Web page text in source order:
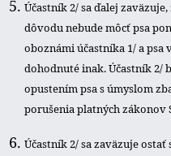
Účastník 2/ sa ďalej
dôvodu nebude môcť psa
oboznámi účastníka 1/ a psa
dohodnuté inak. Účastník 2/
opustením psa s úmyslom
porušenia platných
Účastník 2/ sa zaväzuje